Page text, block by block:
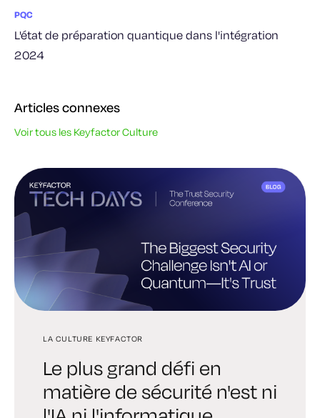
PQC
L'état de préparation quantique dans l'intégration
2024
Articles connexes
Voir tous les Keyfactor Culture
LA CULTURE KEYFACTOR
Le plus grand défi en
matière de sécurité n'est ni
LA CULTURE KEYFACTOR
Revue de l'album "Now
That's What I Call Digital
LA CULTURE KEYFACTOR
Construire pour gagner -
Franchir les étapes en